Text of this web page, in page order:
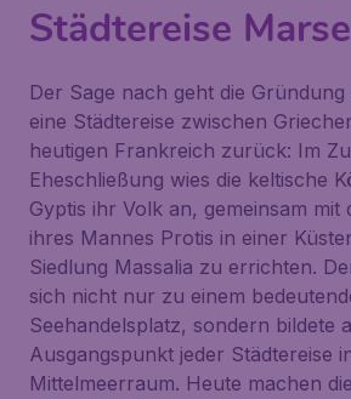
Städtereise
Der Sage nach geht die
eine Städtereise zwischen
heutigen Frankreich zurück: Im
Eheschließung wies die keltische
Gyptis ihr Volk an, gemeinsam mit
ihres Mannes Protis in einer
Siedlung Massalia zu errichten.
sich nicht nur zu einem
Seehandelsplatz, sondern bildete
Ausgangspunkt jeder Städtereise
Mittelmeerraum. Heute machen